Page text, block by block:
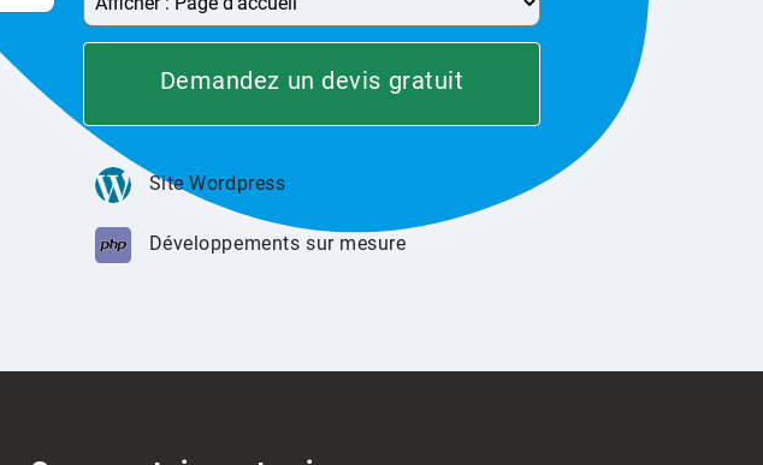
Demandez un devis gratuit
Site Wordpress
Développements sur mesure